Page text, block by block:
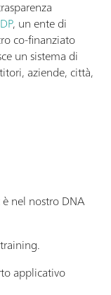
, un ente di
co-finanziato
un sistema di
aziende, città,
nel nostro DNA
applicativo